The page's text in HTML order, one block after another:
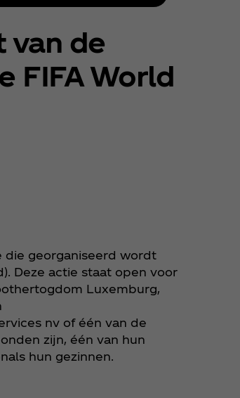
van de
FIFA World
die georganiseerd wordt
Deze actie staat open voor
Luxemburg,
nv of één van de
zijn, één van hun
hun gezinnen.